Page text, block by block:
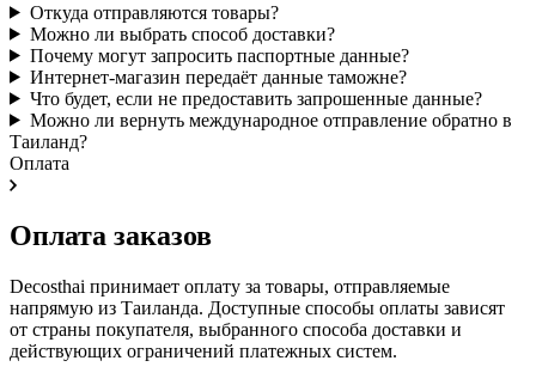
Откуда отправляются товары?
Можно ли выбрать способ доставки?
Почему могут запросить паспортные данные?
Интернет-магазин передаёт данные таможне?
Что будет, если не предоставить запрошенные данные?
Можно ли вернуть международное отправление обратно в
Таиланд?
Оплата
Оплата заказов
Decosthai принимает оплату за товары, отправляемые
напрямую из Таиланда. Доступные способы оплаты зависят
от страны покупателя, выбранного способа доставки и
действующих ограничений платежных систем.